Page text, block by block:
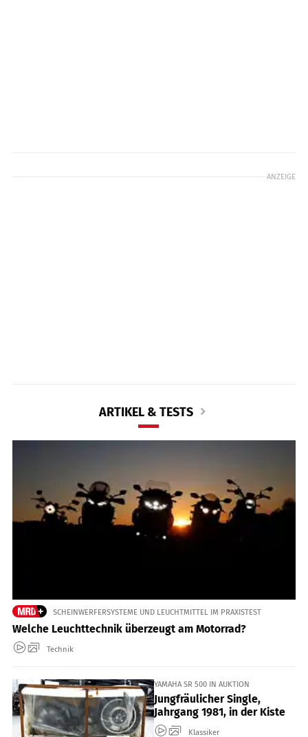
ANZEIGE
ARTIKEL & TESTS
SCHEINWERFERSYSTEME UND LEUCHTMITTEL IM PRAXISTEST
Welche Leuchttechnik überzeugt am Motorrad?
Technik
YAMAHA SR 500 IN AUKTION
Jungfräulicher Single,
Jahrgang 1981, in der Kiste
Klassiker